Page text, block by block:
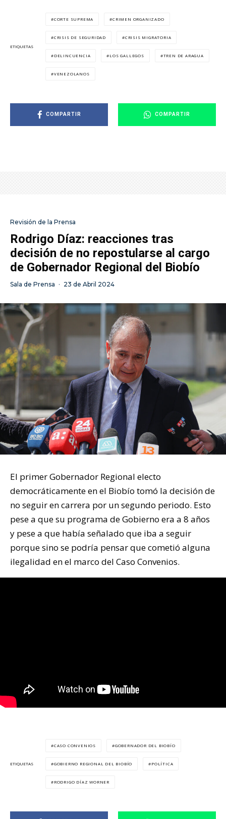
ETIQUETAS
CORTE SUPREMA CRIMEN ORGANIZADO
CRISIS DE SEGURIDAD CRISIS MIGRATORIA
DELINCUENCIA LOS GALLEGOS TREN DE ARAGUA
VENEZOLANOS
COMPARTIR COMPARTIR
Revisión de la Prensa
Rodrigo Díaz: reacciones tras
decisión de no repostularse al cargo
de Gobernador Regional del Biobío
Sala de Prensa · 23 de Abril 2024
El primer Gobernador Regional electo
democráticamente en el Biobío tomó la decisión de
no seguir en carrera por un segundo periodo. Esto
pese a que su programa de Gobierno era a 8 años
y pese a que había señalado que iba a seguir
porque sino se podría pensar que cometió alguna
ilegalidad en el marco del Caso Convenios.
ETIQUETAS
CASO CONVENIOS GOBERNADOR DEL BIOBÍO
GOBIERNO REGIONAL DEL BIOBÍO POLÍTICA
RODRIGO DÍAZ WORNER